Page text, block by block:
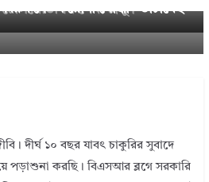
সেবা চালু।
“করোনা যোদ্ধা” ডাটাবেই
দীর্ঘ ১০ বছর যাবৎ চাকুরির সুবাদে
পড়াশুনা করছি। বিএসআর ব্লগে সরকারি